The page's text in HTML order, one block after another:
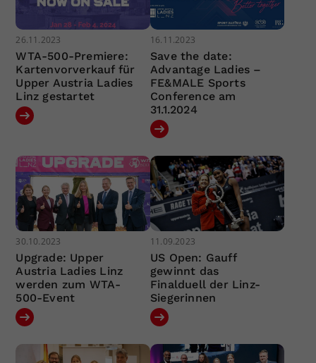
26.11.2023
WTA-500-Premiere:
Kartenvorverkauf für
Upper Austria Ladies
Linz gestartet
16.11.2023
Save the date:
Advantage Ladies –
FE&MALE Sports
Conference am
31.1.2024
30.10.2023
Upgrade: Upper
Austria Ladies Linz
werden zum WTA-
500-Event
11.09.2023
US Open: Gauff
gewinnt das
Finalduell der Linz-
Siegerinnen